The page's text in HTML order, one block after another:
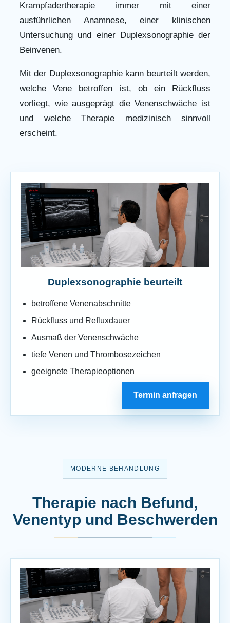
Krampfadertherapie immer mit einer
ausführlichen Anamnese, einer klinischen
Untersuchung und einer Duplexsonographie der
Beinvenen.
Mit der Duplexsonographie kann beurteilt werden,
welche Vene betroffen ist, ob ein Rückfluss
vorliegt, wie ausgeprägt die Venenschwäche ist
und welche Therapie medizinisch sinnvoll
erscheint.
Duplexsonographie beurteilt
betroffene Venenabschnitte
Rückfluss und Refluxdauer
Ausmaß der Venenschwäche
tiefe Venen und Thrombosezeichen
geeignete Therapieoptionen
Termin anfragen
MODERNE BEHANDLUNG
Therapie nach Befund,
Venentyp und Beschwerden